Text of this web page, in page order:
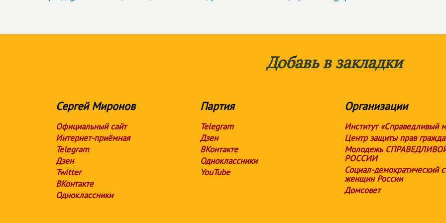
Добавь в закладки
Сергей Миронов
Официальный сайт
Интернет-приёмная
Telegram
Дзен
Twitter
ВКонтакте
Одноклассники
Партия
Telegram
Дзен
ВКонтакте
Одноклассники
YouTube
Организации
Институт «Справедливый
Центр защиты прав
Молодежь
РОССИИ
Социал-демократический
женщин России
Домсовет